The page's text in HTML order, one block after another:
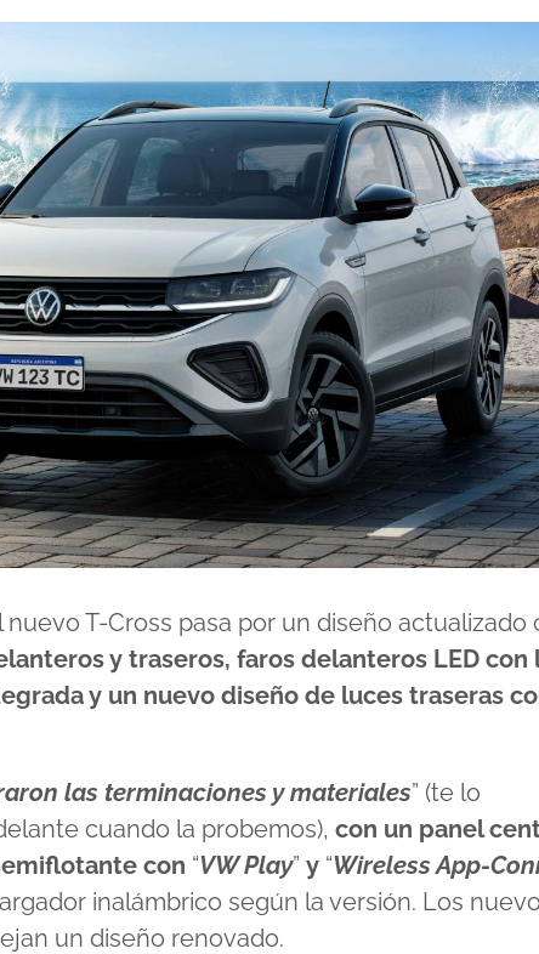
T-Cross pasa por un diseño actualizado
y traseros, faros delanteros LED con
y un nuevo diseño de luces traseras
las terminaciones y materiales” (te lo
cuando la probemos), con un panel
con “VW Play” y “Wireless App-
inalámbrico según la versión. Los
un diseño renovado.